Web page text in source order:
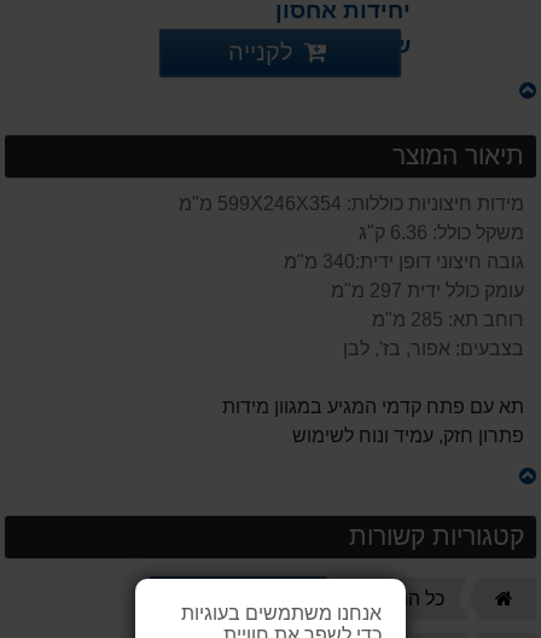
אנחנו משתמשים בעוגיות
יחידות אחסון
שקופות
לקנייה
תיאור המוצר
מידות חיצוניות כוללות: 599X246X354 מ"מ
משקל כולל: 6.36 ק"ג
גובה חיצוני דופן ידית:340 מ"מ
עומק כולל ידית 297 מ"מ
רוחב תא: 285 מ"מ
בצבעים: אפור, בז', לבן
תא עם פתח קדמי המגיע במגוון מידות
פתרון חזק, עמיד ונוח לשימוש
קטגוריות קשורות
כל המוצרים